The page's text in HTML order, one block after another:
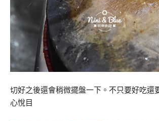
切好之後還會稍微擺盤一下。不只要好吃還
心悅目